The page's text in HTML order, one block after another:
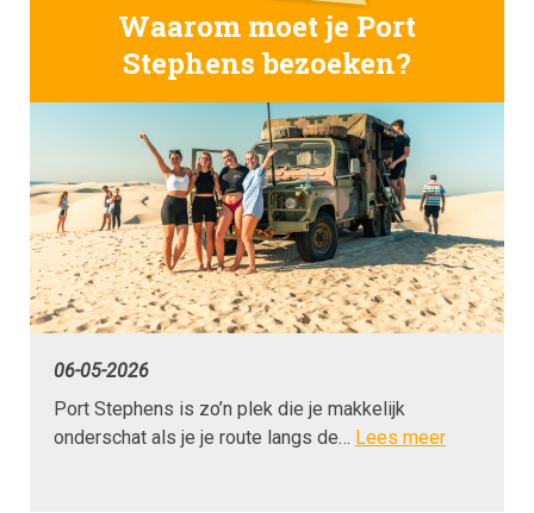
Waarom moet je Port
Stephens bezoeken?
06-05-2026
Port Stephens is zo’n plek die je makkelijk
onderschat als je je route langs de… Lees meer